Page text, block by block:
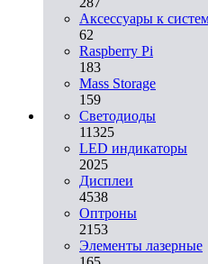
Аксессуары к
62
Raspberry Pi
183
Mass Storage
159
Светодиоды
11325
LED индикаторы
2025
Дисплеи
4538
Оптроны
2153
Элементы лазерные